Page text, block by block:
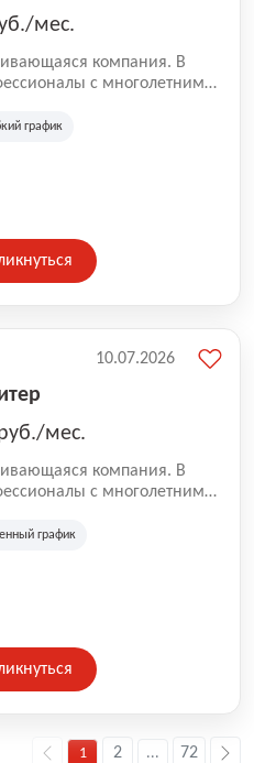
мес.
компания. В
с многолетним
опыт позволяют
график
мес.
компания. В
с многолетним
опыт позволяют
график
10.07.2026
1 2 ... 72